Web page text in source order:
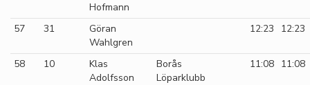
Hofmann
57 31
Göran
Wahlgren
12:23 12:23
58 10
Klas
Adolfsson
Borås
Löparklubb
11:08 11:08